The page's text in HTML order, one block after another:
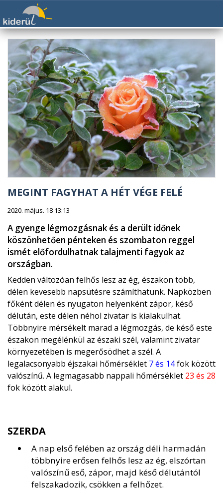
MEGINT FAGYHAT A HÉT VÉGE FELÉ
2020. május. 18 13:13
A gyenge légmozgásnak és a derült időnek
köszönhetően pénteken és szombaton reggel
ismét előfordulhatnak talajmenti fagyok az
országban.
Kedden változóan felhős lesz az ég, északon több,
délen kevesebb napsütésre számíthatunk. Napközben
főként délen és nyugaton helyenként zápor, késő
délután, este délen néhol zivatar is kialakulhat.
Többnyire mérsékelt marad a légmozgás, de késő este
északon megélénkül az északi szél, valamint zivatar
környezetében is megerősödhet a szél. A
legalacsonyabb éjszakai hőmérséklet 7 és 14fok között
valószínű. A legmagasabb nappali hőmérséklet 23 és 28
fok között alakul.
SZERDA
A nap első felében az ország déli harmadán
többnyire erősen felhős lesz az ég, elszórtan
valószínű eső, zápor, majd késő délutántól
felszakadozik, csökken a felhőzet.